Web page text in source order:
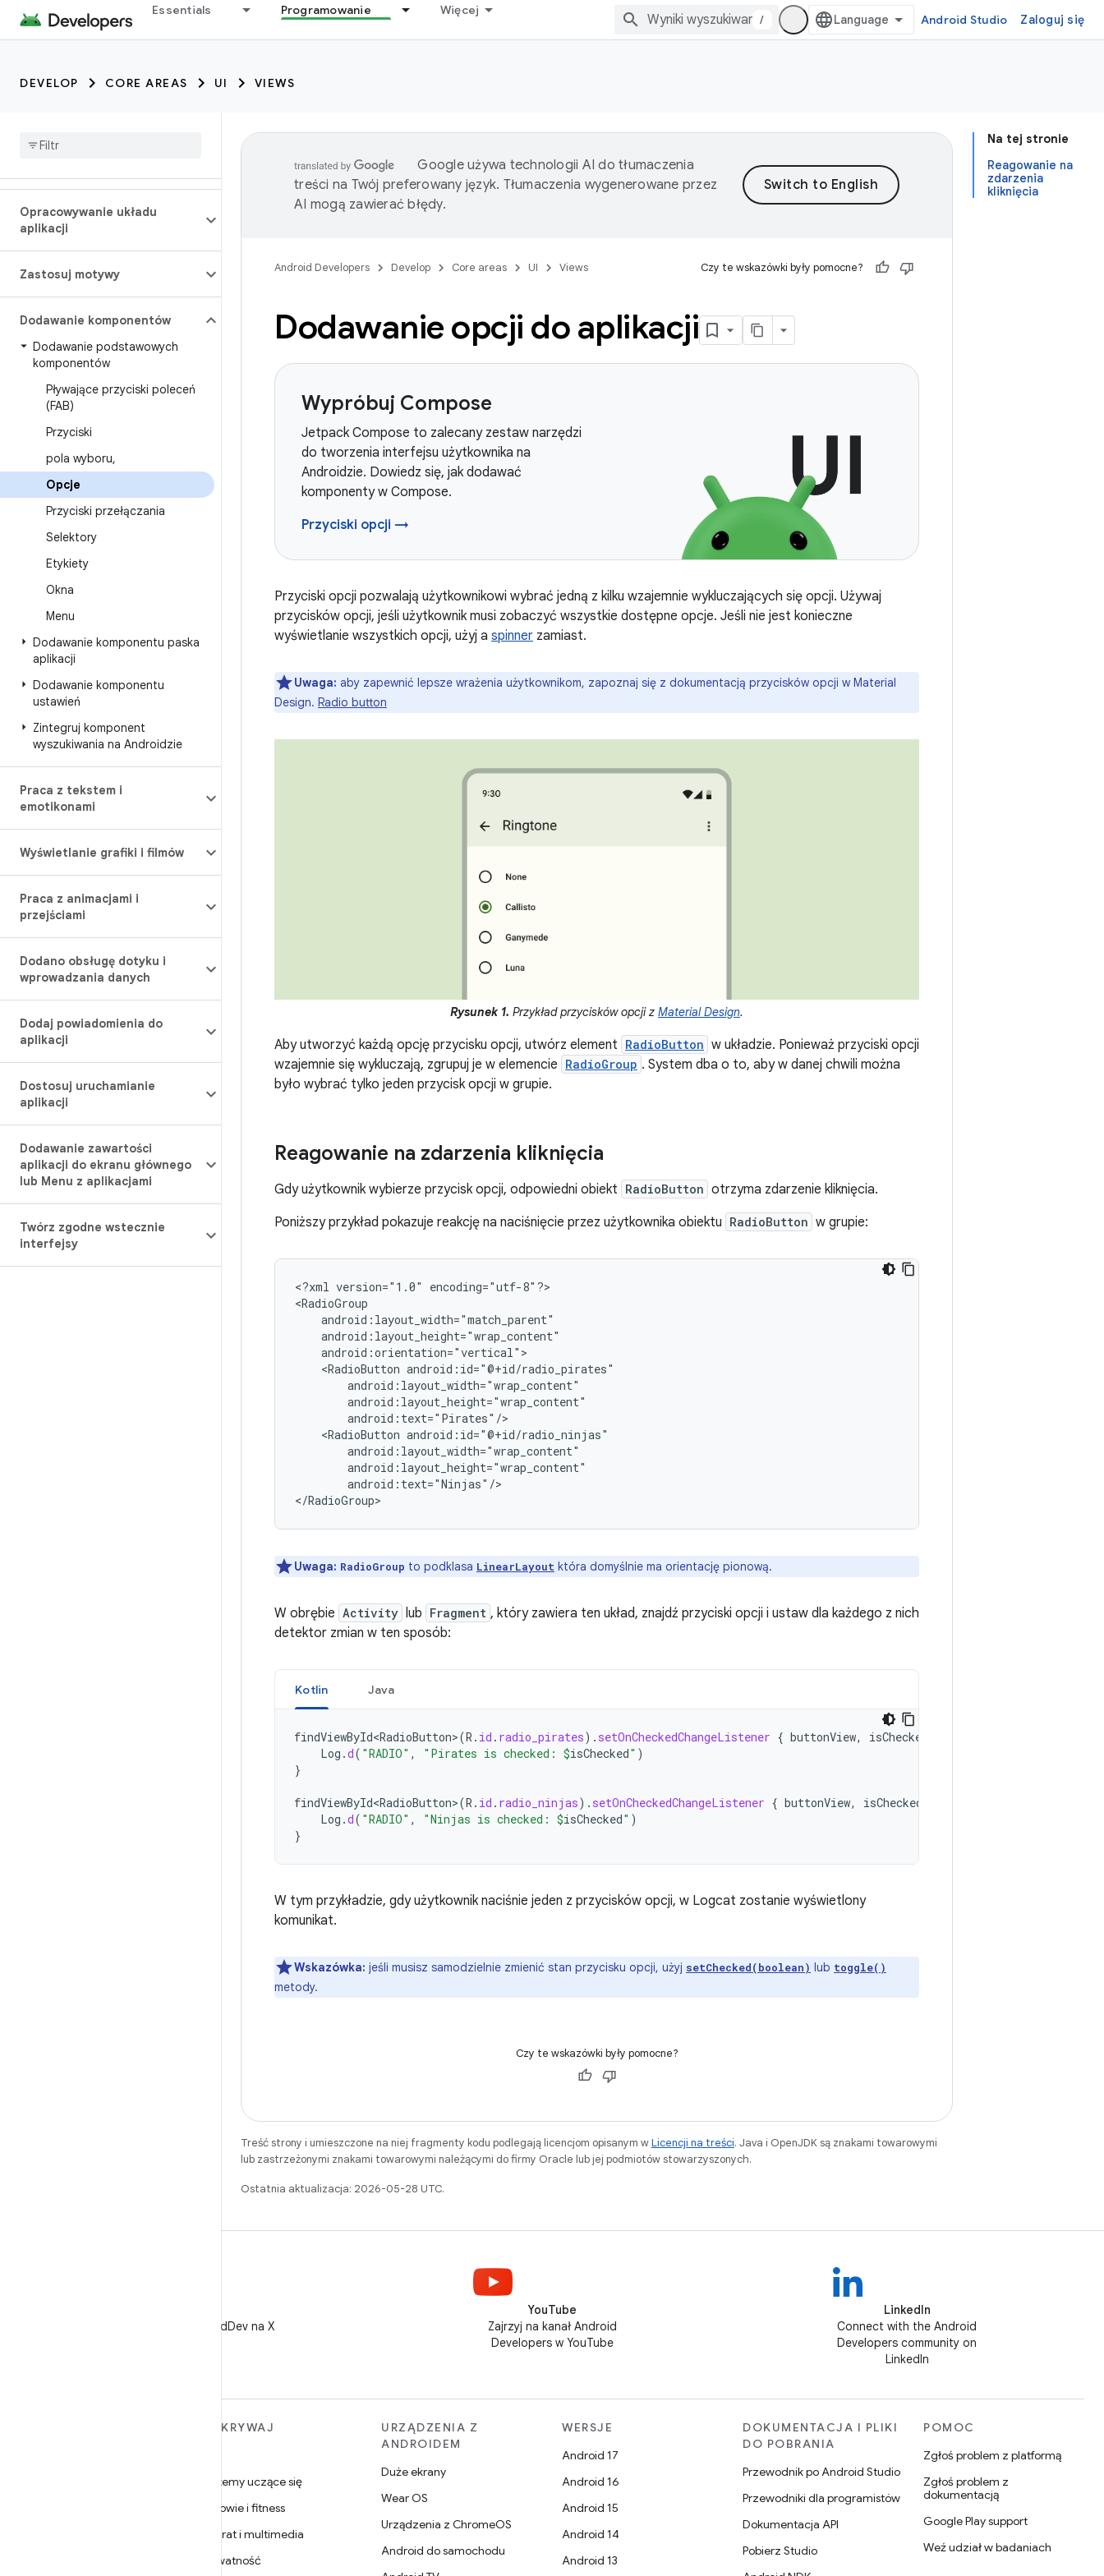
Essentials Programowanie Więcej
/ Android Studio Zaloguj się
DEVELOP CORE AREAS UI VIEWS
Opracowywanie układu
aplikacji
Zastosuj motywy
Dodawanie komponentów
Dodawanie podstawowych
komponentów
Pływające przyciski poleceń
(FAB)
Przyciski
pola wyboru,
Opcje
Przyciski przełączania
Selektory
Etykiety
Okna
Menu
Dodawanie komponentu paska
aplikacji
Dodawanie komponentu
ustawień
Zintegruj komponent
wyszukiwania na Androidzie
Praca z tekstem i
emotikonami
Wyświetlanie grafiki i filmów
Praca z animacjami i
przejściami
Dodano obsługę dotyku i
wprowadzania danych
Dodaj powiadomienia do
aplikacji
Dostosuj uruchamianie
aplikacji
Dodawanie zawartości
aplikacji do ekranu głównego
lub Menu z aplikacjami
Twórz zgodne wstecznie
interfejsy
Na tej stronie
Reagowanie na
zdarzenia
kliknięcia
Google używa technologii AI do tłumaczenia
treści na Twój preferowany język. Tłumaczenia wygenerowane przez
AI mogą zawierać błędy.
Android Developers Develop Core areas UI Views Czy te wskazówki były pomocne?
Dodawanie opcji do aplikacji
Wypróbuj Compose
Jetpack Compose to zalecany zestaw narzędzi
do tworzenia interfejsu użytkownika na
Androidzie. Dowiedz się, jak dodawać
komponenty w Compose.
Przyciski opcji →
Przyciski opcji pozwalają użytkownikowi wybrać jedną z kilku wzajemnie wykluczających się opcji. Używaj
przycisków opcji, jeśli użytkownik musi zobaczyć wszystkie dostępne opcje. Jeśli nie jest konieczne
wyświetlanie wszystkich opcji, użyj a spinner zamiast.
Uwaga: aby zapewnić lepsze wrażenia użytkownikom, zapoznaj się z dokumentacją przycisków opcji w Material
Design. Radio button
Rysunek 1. Przykład przycisków opcji z Material Design.
Aby utworzyć każdą opcję przycisku opcji, utwórz element RadioButton w układzie. Ponieważ przyciski opcji
wzajemnie się wykluczają, zgrupuj je w elemencie RadioGroup . System dba o to, aby w danej chwili można
było wybrać tylko jeden przycisk opcji w grupie.
Reagowanie na zdarzenia kliknięcia
Gdy użytkownik wybierze przycisk opcji, odpowiedni obiekt RadioButton otrzyma zdarzenie kliknięcia.
Poniższy przykład pokazuje reakcję na naciśnięcie przez użytkownika obiektu RadioButton w grupie:
<?xml version="1.0"
encoding="utf-8"?>
<RadioButton
<RadioButton
android:text="Ninjas"/>
</RadioGroup>
Uwaga: RadioGroup to podklasa LinearLayout która domyślnie ma orientację pionową.
W obrębie Activity lub Fragment , który zawiera ten układ, znajdź przyciski opcji i ustaw dla każdego z nich
detektor zmian w ten sposób:
Kotlin Java
findViewById<RadioButton>(R . id . radio_pirates). setOnCheckedChangeListener { buttonView, isChecked
Log .d( "RADIO" , "Pirates is checked: $isChecked" )
}
findViewById<RadioButton>(R . id . radio_ninjas). setOnCheckedChangeListener { buttonView, isChecked
Log .d( "RADIO" , "Ninjas is checked: $isChecked" )
}
W tym przykładzie, gdy użytkownik naciśnie jeden z przycisków opcji, w Logcat zostanie wyświetlony
komunikat.
Wskazówka: jeśli musisz samodzielnie zmienić stan przycisku opcji, użyj setChecked(boolean) lub toggle()
metody.
Czy te wskazówki były pomocne?
Treść strony i umieszczone na niej fragmenty kodu podlegają licencjom opisanym wLicencji na treści. Java i OpenJDK są znakami towarowymi
lub zastrzeżonymi znakami towarowymi należącymi do firmy Oracle lub jej podmiotów stowarzyszonych.
Ostatnia aktualizacja: 2026-05-28 UTC.
Obserwuj @AndroidDev na X
YouTube
Zajrzyj na kanał Android
Developers w YouTube
LinkedIn
Connect with the Android
Developers community on
LinkedIn
ODKRYWAJ
Systemy uczące się
Zdrowie i fitness
Aparat i multimedia
Prywatność
URZĄDZENIA Z
ANDROIDEM
Duże ekrany
Wear OS
Urządzenia z ChromeOS
Android do samochodu
WERSJE
Android 17
Android 16
Android 15
Android 14
Android 13
DOKUMENTACJA I PLIKI
DO POBRANIA
Przewodnik po Android Studio
Przewodniki dla programistów
Dokumentacja API
Pobierz Studio
POMOC
Zgłoś problem z platformą
Zgłoś problem z
dokumentacją
Google Play support
Weź udział w badaniach